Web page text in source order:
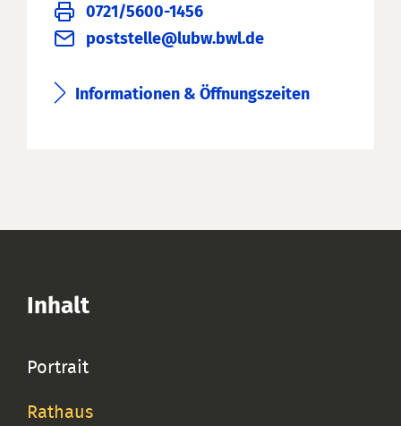
0721/5600-1456
poststelle@lubw.bwl.de
Informationen & Öffnungszeiten
Inhalt
Portrait
Rathaus